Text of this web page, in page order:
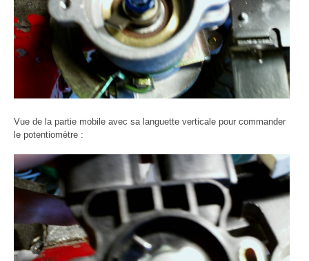
Vue de la partie mobile avec sa languette verticale pour commander
le potentiomètre :